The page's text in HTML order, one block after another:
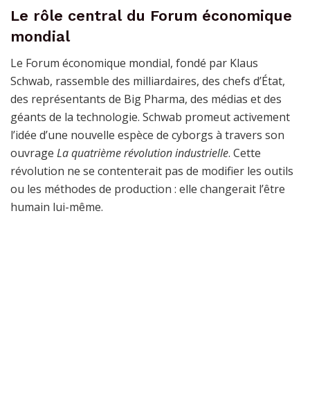
Le rôle central du Forum économique
mondial
Le Forum économique mondial, fondé par Klaus
Schwab, rassemble des milliardaires, des chefs d’État,
des représentants de Big Pharma, des médias et des
géants de la technologie. Schwab promeut activement
l’idée d’une nouvelle espèce de cyborgs à travers son
ouvrage La quatrième révolution industrielle. Cette
révolution ne se contenterait pas de modifier les outils
ou les méthodes de production : elle changerait l’être
humain lui-même.